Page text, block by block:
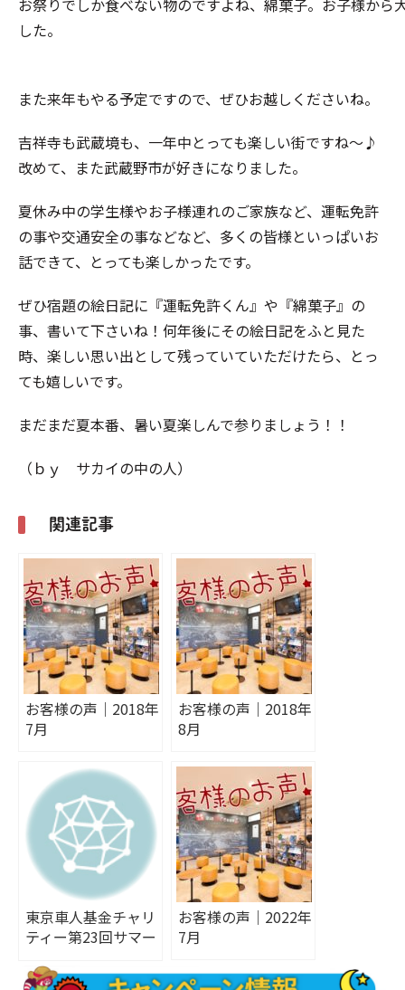
お祭りでしか食べない物のですよね、綿菓子。お子様から
した。
また来年もやる予定ですので、ぜひお越しくださいね。
吉祥寺も武蔵境も、一年中とっても楽しい街ですね～♪
改めて、また武蔵野市が好きになりました。
夏休み中の学生様やお子様連れのご家族など、運転免許
の事や交通安全の事などなど、多くの皆様といっぱいお
話できて、とっても楽しかったです。
ぜひ宿題の絵日記に『運転免許くん』や『綿菓子』の
事、書いて下さいね！何年後にその絵日記をふと見た
時、楽しい思い出として残っていていただけたら、とっ
ても嬉しいです。
まだまだ夏本番、暑い夏楽しんで参りましょう！！
（ｂｙ サカイの中の人）
関連記事
お客様の声｜2018年
7月
お客様の声｜2018年
8月
東京車人基金チャリ
ティー第23回サマー
の１～
お客様の声｜2022年
7月